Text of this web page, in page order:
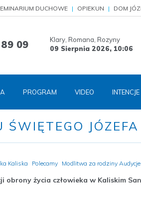
DUCHOWE OPIEKUN DOM
09
Klary, Romana, Rozyny
09 Sierpnia 2026, 10:06
PROGRAM VIDEO INTENCJE
JÓZEFA
Kaliska Polecamy Modlitwa za rodziny Audycje
życia człowieka w Kaliskim